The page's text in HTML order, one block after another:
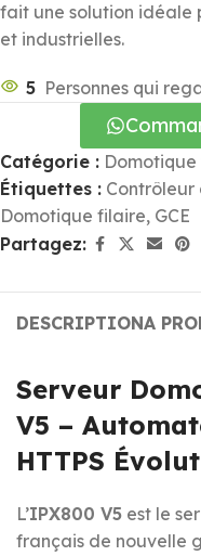
fait une solution idéale
et industrielles.
5 Personnes qui
Catégorie :
Étiquettes :
Domotique filaire, GCE
Partagez:
DESCRIPTIONA
Serveur
V5 –
HTTPS
L’IPX800 V5 est le
français de nouvelle